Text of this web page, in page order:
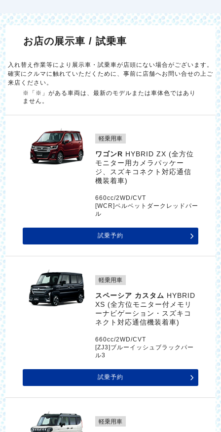
お店の展示車 / 試乗車
入れ替え作業等により展示車・試乗車が店頭にない場合がございます。
確実にクルマに触れていただくために、事前に店舗へお問い合せの上ご
来店ください。
※「※」がある車両は、最新のモデルまたは車体色ではあり
ません。
軽乗用車
ワゴンR HYBRID ZX (全方位
モニター用カメラパッケー
ジ、スズキコネクト対応通信
機装着車)
660cc/2WD/CVT
[WCR]ベルベットダークレッドパー
ル
試乗予約
軽乗用車
スペーシア カスタム HYBRID
XS (全方位モニター付メモリ
ーナビゲーション・スズキコ
ネクト対応通信機装着車)
660cc/2WD/CVT
[ZJ3]ブルーイッシュブラックパー
ル3
試乗予約
軽乗用車